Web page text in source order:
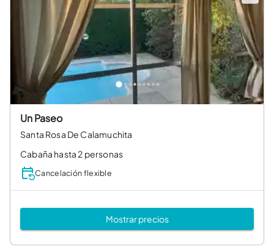
Un Paseo
Santa Rosa De Calamuchita
Cabaña hasta 2 personas
Cancelación flexible
Mostrar precios